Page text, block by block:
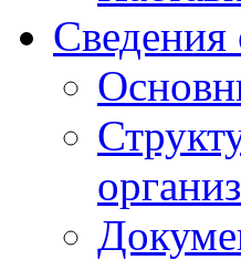
Сведения